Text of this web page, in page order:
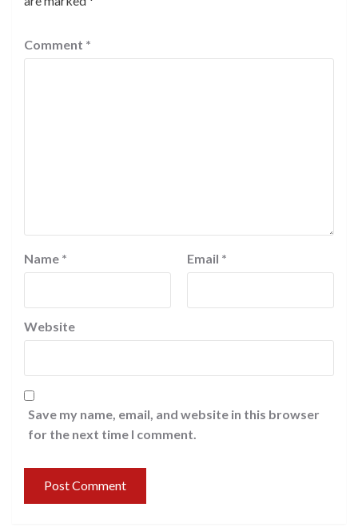
Comment *
Name * Email *
Website
Save my name, email, and website in this browser
for the next time I comment.